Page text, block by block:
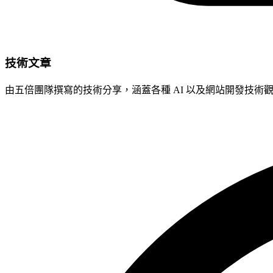
技術文章
由五倍團隊撰寫的技術分享，涵蓋各種 AI 以及網站開發技術